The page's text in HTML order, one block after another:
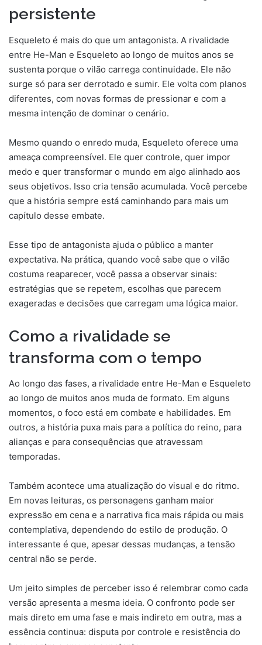
persistente
Esqueleto é mais do que um antagonista. A rivalidade
entre He-Man e Esqueleto ao longo de muitos anos se
sustenta porque o vilão carrega continuidade. Ele não
surge só para ser derrotado e sumir. Ele volta com planos
diferentes, com novas formas de pressionar e com a
mesma intenção de dominar o cenário.
Mesmo quando o enredo muda, Esqueleto oferece uma
ameaça compreensível. Ele quer controle, quer impor
medo e quer transformar o mundo em algo alinhado aos
seus objetivos. Isso cria tensão acumulada. Você percebe
que a história sempre está caminhando para mais um
capítulo desse embate.
Esse tipo de antagonista ajuda o público a manter
expectativa. Na prática, quando você sabe que o vilão
costuma reaparecer, você passa a observar sinais:
estratégias que se repetem, escolhas que parecem
exageradas e decisões que carregam uma lógica maior.
Como a rivalidade se
transforma com o tempo
Ao longo das fases, a rivalidade entre He-Man e Esqueleto
ao longo de muitos anos muda de formato. Em alguns
momentos, o foco está em combate e habilidades. Em
outros, a história puxa mais para a política do reino, para
alianças e para consequências que atravessam
temporadas.
Também acontece uma atualização do visual e do ritmo.
Em novas leituras, os personagens ganham maior
expressão em cena e a narrativa fica mais rápida ou mais
contemplativa, dependendo do estilo de produção. O
interessante é que, apesar dessas mudanças, a tensão
central não se perde.
Um jeito simples de perceber isso é relembrar como cada
versão apresenta a mesma ideia. O confronto pode ser
mais direto em uma fase e mais indireto em outra, mas a
essência continua: disputa por controle e resistência do